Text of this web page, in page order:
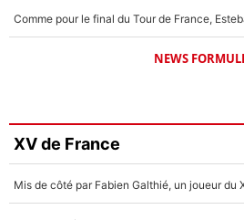
NEWS
XV de France